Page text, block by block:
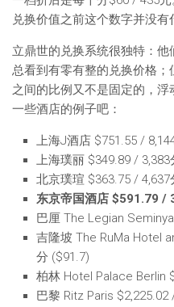
兑换价值之前这个数字并没有
立鼎世的兑换系统很独特：
总看到有零有整的兑换价格
之间的比例又不是固定的，
一些酒店的例子吧：
上海J酒店 $751.55 /
上海璞丽 $349.89 / 3,383
北京璞瑄 $363.75 / 4,637
东京帝国酒店 $591.79 /
巴厘 The Legian
吉隆坡 The RuMa Hotel
分 ($91.7)
柏林 Hotel Palace Berlin
巴黎 Ritz Paris $2,225.02